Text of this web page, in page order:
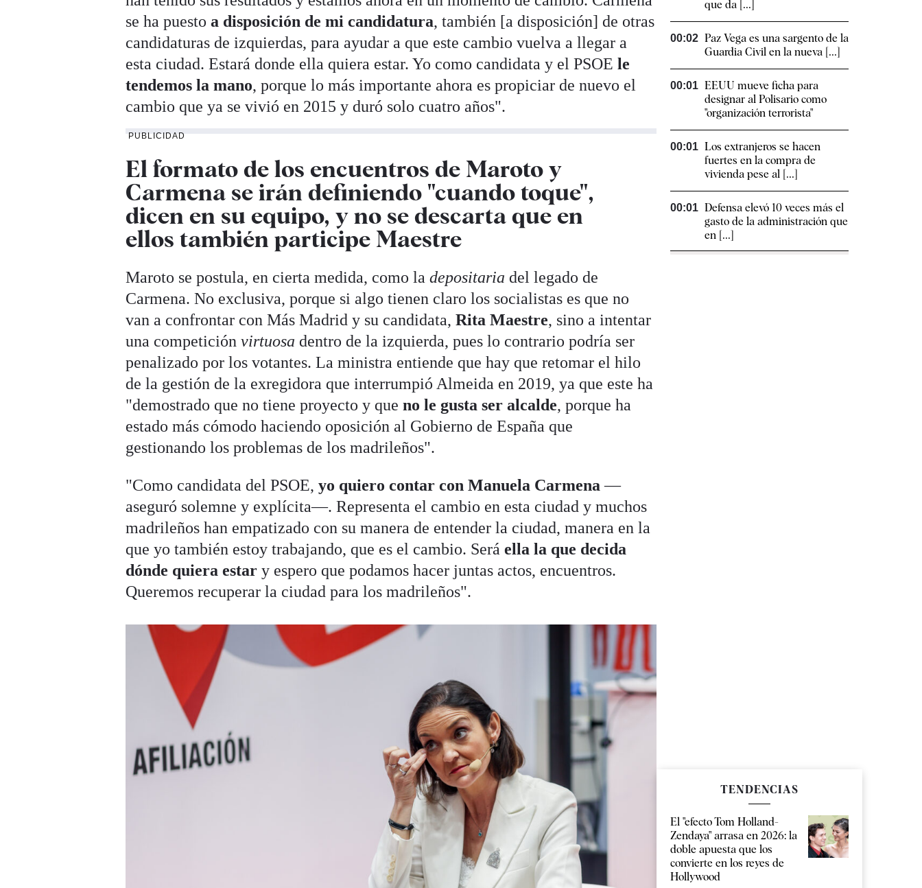
se ha puestoa disposición de mi candidatura, también [a disposición] de otras
candidaturas de izquierdas, para ayudar a que este cambio vuelva a llegar a
esta ciudad. Estará donde ella quiera estar. Yo como candidata y el PSOEle
tendemos la mano, porque lo más importante ahora es propiciar de nuevo el
cambio que ya se vivió en 2015 y duró solo cuatro años".
PUBLICIDAD
El formato de los encuentros de Maroto y
Carmena se irán definiendo "cuando toque",
dicen en su equipo, y no se descarta que en
ellos también participe Maestre
Maroto se postula, en cierta medida, como ladepositariadel legado de
Carmena. No exclusiva, porque si algo tienen claro los socialistas es que no
van a confrontar con Más Madrid y su candidata,Rita Maestre, sino a intentar
una competiciónvirtuosadentro de la izquierda, pues lo contrario podría ser
penalizado por los votantes. La ministra entiende que hay que retomar el hilo
de la gestión de la exregidora que interrumpió Almeida en 2019, ya que este ha
"demostrado que no tiene proyecto y queno le gusta ser alcalde, porque ha
estado más cómodo haciendo oposición al Gobierno de España que
gestionando los problemas de los madrileños".
"Como candidata del PSOE,yo quiero contar con Manuela Carmena —
aseguró solemne y explícita—. Representa el cambio en esta ciudad y muchos
madrileños han empatizado con su manera de entender la ciudad, manera en la
que yo también estoy trabajando, que es el cambio. Seráella la que decida
dónde quiera estar y espero que podamos hacer juntas actos, encuentros.
Queremos recuperar la ciudad para los madrileños".
que da [...]
00:02 Paz Vega es una sargento de la
Guardia Civil en la nueva [...]
00:01 EEUU mueve ficha para
designar al Polisario como
"organización terrorista"
00:01 Los extranjeros se hacen
fuertes en la compra de
vivienda pese al [...]
00:01 Defensa elevó 10 veces más el
gasto de la administración que
en [...]
TENDENCIAS
El "efecto Tom Holland-
Zendaya" arrasa en 2026: la
doble apuesta que los
convierte en los reyes de
Hollywood